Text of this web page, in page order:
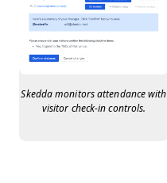
Skedda monitors attendance with
visitor check-in controls.